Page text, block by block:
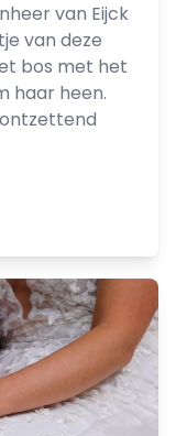
van Eijck
van deze
bos met het
haar heen.